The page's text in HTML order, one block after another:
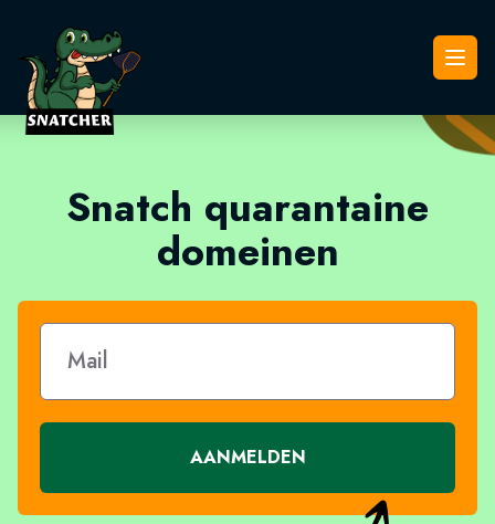
Snatcher
Snatch quarantaine
domeinen
AANMELDEN